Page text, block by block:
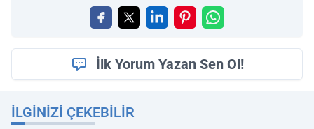
İlk Yorum Yazan Sen Ol!
İLGINIZI ÇEKEBILIR